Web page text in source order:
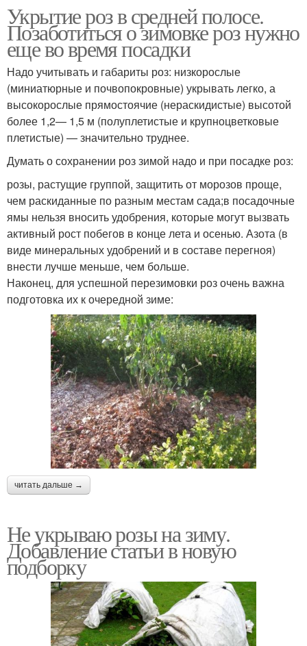
Укрытие роз в средней полосе.
Позаботиться о зимовке роз нужно
еще во время посадки
Надо учитывать и габариты роз: низкорослые
(миниатюрные и почвопокровные) укрывать легко, а
высокорослые прямостоячие (нераскидистые) высотой
более 1,2— 1,5 м (полуплетистые и крупноцветковые
плетистые) — значительно труднее.
Думать о сохранении роз зимой надо и при посадке роз:
розы, растущие группой, защитить от морозов проще,
чем раскиданные по разным местам сада;в посадочные
ямы нельзя вносить удобрения, которые могут вызвать
активный рост побегов в конце лета и осенью. Азота (в
виде минеральных удобрений и в составе перегноя)
внести лучше меньше, чем больше.
Наконец, для успешной перезимовки роз очень важна
подготовка их к очередной зиме:
читать дальше →
Не укрываю розы на зиму.
Добавление статьи в новую
подборку